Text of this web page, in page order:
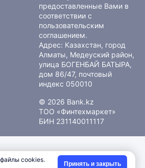
предоставленные Вами в
соответствии с
пользовательским
соглашением.
Адрес: Казахстан, город
Алматы, Медеуский район,
улица БОГЕНБАЙ БАТЫРА,
дом 86/47, почтовый
индекс 050010
© 2026 Bank.kz
ТОО «Финтехмаркет»
БИН 231140011117
cookies.
Принять и закрыть